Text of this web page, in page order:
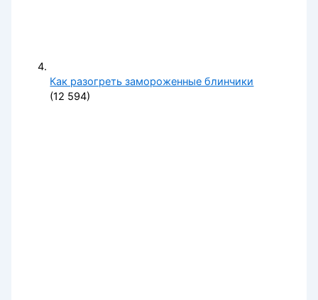
Как разогреть замороженные блинчики
(12 594)